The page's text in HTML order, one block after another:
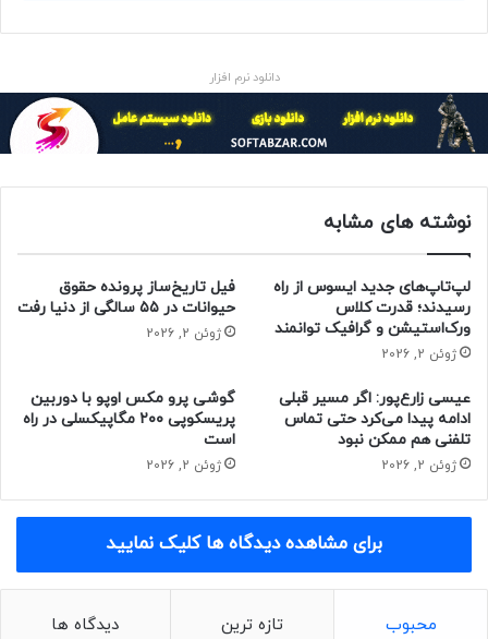
شیائومی سابقه طولانی در ارائه به‌روزرسانی‌های نرم‌افزاری
فهرست به‌روزرسانی اندروید ۱۳ شیائومی شامل برخی از
محبوب‌ترین مدل‌های این شرکت است.
اندروید ۱۳ گوشی‌هایی از‌قبیل شیائومی و ردمی و پوکو را شامل
می‌شود که همگی از MIUI به‌عنوان رابط کاربری استفاده می‌کنند.
دستگاه‌های شیائومی که اندروید ۱۳
را دریافت خواهند کرد
را دریافت می‌کنند. شیائومی سخت کار کرده است تا به‌روزرسانی
را تاحدممکن برای بسیاری از دستگاه‌های خود منتشر کند. درادامه،
دریافت خواهند کرد، آمده است:
Mi 11
Mi 11 Ultra
دانلود نرم افزار
نوشته های مشابه
لپ‌تاپ‌های جدید ایسوس از راه
رسیدند؛ قدرت کلاس
ورک‌استیشن و گرافیک توانمند
ژوئن 2, 2026
فیل تاریخ‌ساز پرونده حقوق
حیوانات در ۵۵ سالگی از دنیا رفت
ژوئن 2, 2026
عیسی زارع‌پور: اگر مسیر قبلی
ادامه پیدا می‌کرد حتی تماس
تلفنی هم ممکن نبود
ژوئن 2, 2026
گوشی پرو مکس اوپو با دوربین
پریسکوپی ۲۰۰ مگاپیکسلی در راه
است
ژوئن 2, 2026
برای مشاهده دیدگاه ها کلیک نمایید
محبوب تازه ترین دیدگاه ها